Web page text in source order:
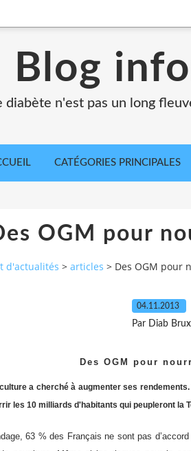
Blog
diabète n'est pas un long
CATÉGORIES PRINCIPALES
OGM pour
d'actualités > articles > Des OGM pour
04.11.2013
Par Diab
Des OGM pour
a cherché à augmenter ses
les 10 milliards d'habitants qui peupleront la
63 % des Français ne sont pas